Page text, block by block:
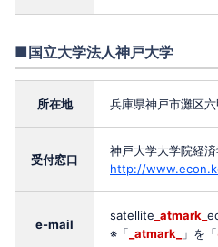
■国立大学法人神戸大学
所在地 兵庫県神戸市灘区
受付窓口
神戸大学大学院経
http://
e-mail
satellite _atmark_
※「 _atmark_ 」を「